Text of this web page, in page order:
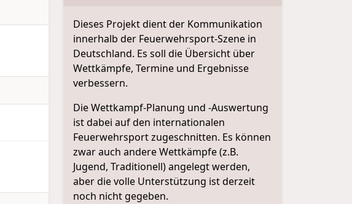
Dieses Projekt dient der Kommunikation
innerhalb der Feuerwehrsport-Szene in
Deutschland. Es soll die Übersicht über
Wettkämpfe, Termine und Ergebnisse
verbessern.
Die Wettkampf-Planung und -Auswertung
ist dabei auf den internationalen
Feuerwehrsport zugeschnitten. Es können
zwar auch andere Wettkämpfe (z.B.
Jugend, Traditionell) angelegt werden,
aber die volle Unterstützung ist derzeit
noch nicht gegeben.